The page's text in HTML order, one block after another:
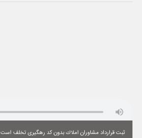
ثبت قرارداد مشاوران املاك بدون كد رهگیری تخلف است